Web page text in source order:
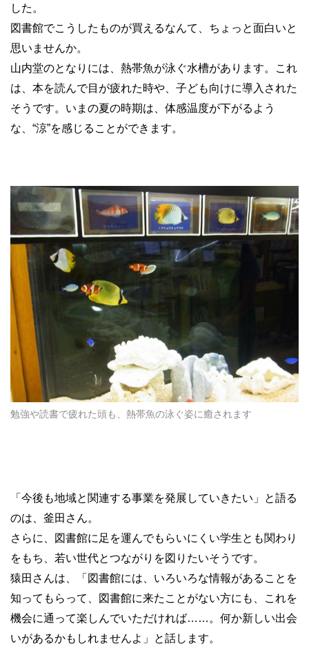
した。
図書館でこうしたものが買えるなんて、ちょっと面白いと
思いませんか。
山内堂のとなりには、熱帯魚が泳ぐ水槽があります。これ
は、本を読んで目が疲れた時や、子ども向けに導入された
そうです。いまの夏の時期は、体感温度が下がるよう
な、“涼”を感じることができます。
勉強や読書で疲れた頭も、熱帯魚の泳ぐ姿に癒されます
「今後も地域と関連する事業を発展していきたい」と語る
のは、釜田さん。
さらに、図書館に足を運んでもらいにくい学生とも関わり
をもち、若い世代とつながりを図りたいそうです。
猿田さんは、「図書館には、いろいろな情報があることを
知ってもらって、図書館に来たことがない方にも、これを
機会に通って楽しんでいただければ……。何か新しい出会
いがあるかもしれませんよ」と話します。